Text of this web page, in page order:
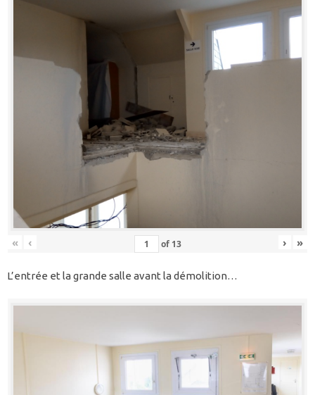
« ‹ of 13 › »
L’entrée et la grande salle avant la démolition…